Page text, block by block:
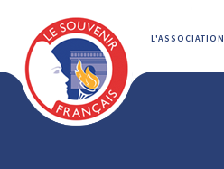
L'ASSOCIATION